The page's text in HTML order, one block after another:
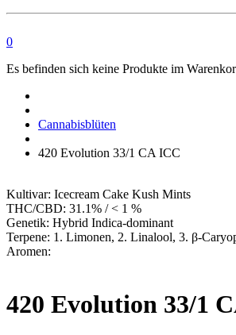
0
Es befinden sich keine Produkte im
Apotheke
Cannabisblüten
420 Evolution 33/1 CA ICC
Kultivar: Icecream Cake Kush Mints
THC/CBD: 31.1% / < 1 %
Genetik: Hybrid Indica-dominant
Terpene: 1. Limonen, 2. Linalool, 3. β-
Aromen:
420 Evolution 33/1